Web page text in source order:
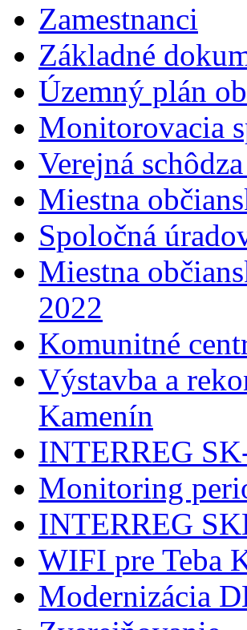
Zamestnanci
Základné
Územný plán
Monitorovacia
Verejná
Miestna
Spoločná
Miestna
2022
Komunitné
Výstavba a
Kamenín
INTERREG
Monitoring
INTERREG
WIFI pre Teba
Modernizácia